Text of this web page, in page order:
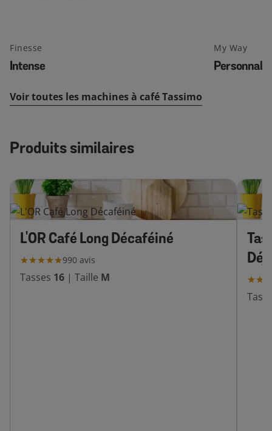
Finesse
Intense
My Way
Voir toutes les machines à café Tassimo
Produits similaires
L'OR Café Long Décaféiné
990 avis
Tasses 16 | Taille M